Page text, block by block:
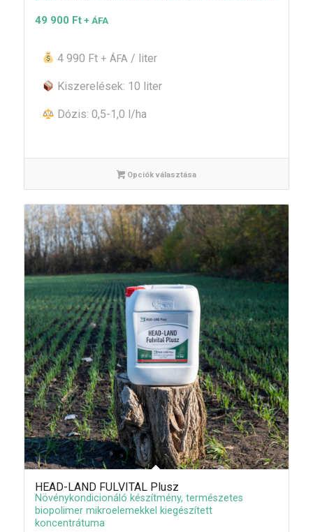
49 900 Ft+ ÁFA
4 990 Ft+ ÁFA / liter
Kiszerelések: 10 liter
Dózis: 0,5-1,0 l/ha
Opciók választása
HEAD-LAND FULVITAL Plusz
Növénykondicionáló készítmény, természetes
biopolimer mikroelemekkel kiegészített
koncentrátuma